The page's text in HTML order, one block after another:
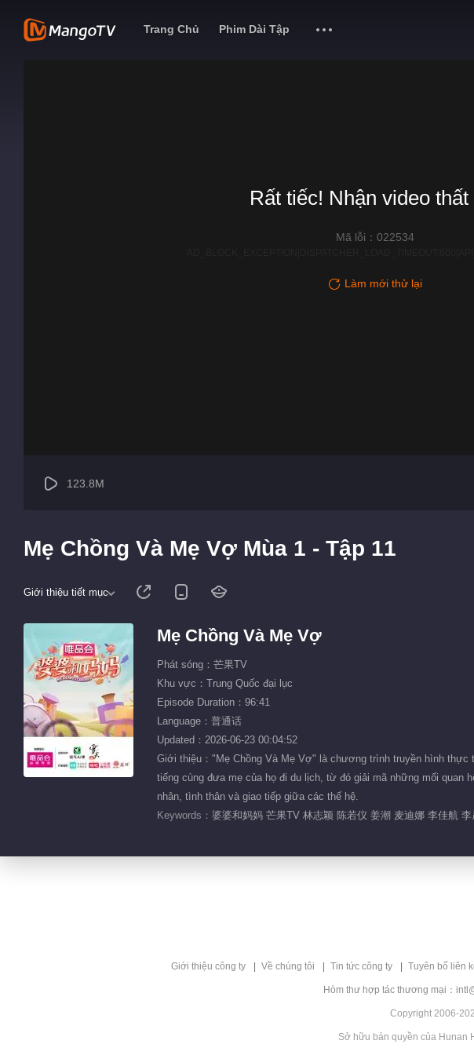
Trang Chủ Phim Dài Tập
Rất tiếc! Nhận video thất
Mã lỗi：022534
Làm mới thử lại
123.8M
Mẹ Chồng Và Mẹ Vợ Mùa 1 - Tập 11
Giới thiệu tiết mục
Mẹ Chồng Và Mẹ Vợ
Phát sóng：芒果TV
Khu vực：Trung Quốc đại lục
Episode Duration：96:41
Language：普通话
Updated：2026-06-23 00:04:52
Giới thiệu："Mẹ Chồng Và Mẹ Vợ" là chương trình truyền hình
tiếng cùng đưa mẹ của họ đi du lịch, từ đó giải mã những mối quan
nhân, tình thân và giao tiếp giữa các thế hệ.
Keywords： 婆婆和妈妈 芒果TV 林志颖 陈若仪 姜潮 麦迪娜 李佳航
Giới thiệu công ty Về chúng tôi Tin tức công ty Tuyên bố liên
Hòm thư hợp tác thương mại：
Copyright 2006-
Sở hữu bản quyền của Hunan